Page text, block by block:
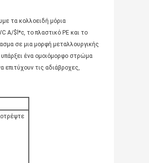
τα κολλοειδή μόρια
A/$l*c, το πλαστικό PE και το
σε μια μορφή μεταλλουργικής
ένα ομοιόμορφο στρώμα
τις αδιάβροχες,